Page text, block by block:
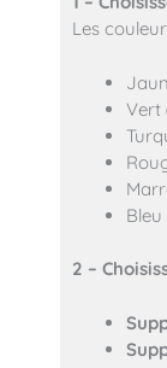
Les
Vert
Bleu
2 –